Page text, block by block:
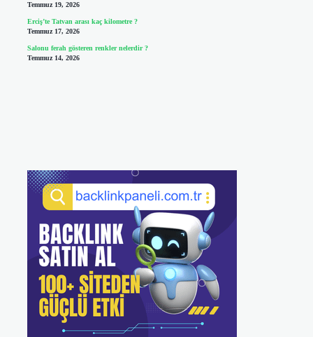
Temmuz 19, 2026
Erciş’te Tatvan arası kaç kilometre ?
Temmuz 17, 2026
Salonu ferah gösteren renkler nelerdir ?
Temmuz 14, 2026